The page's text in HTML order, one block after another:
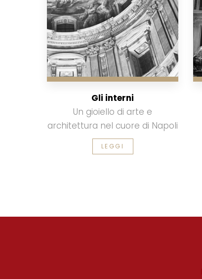
Gli interni
Un gioiello di arte e
architettura nel cuore di Napoli
LEGGI